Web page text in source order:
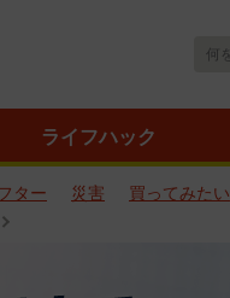
ライフハック
ター 災害 買ってみたい